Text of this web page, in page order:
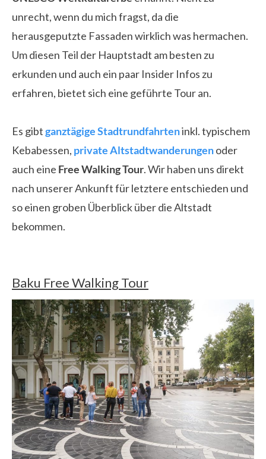
unrecht, wenn du mich fragst, da die
herausgeputzte Fassaden wirklich was hermachen.
Um diesen Teil der Hauptstadt am besten zu
erkunden und auch ein paar Insider Infos zu
erfahren, bietet sich eine geführte Tour an.
Es gibtganztägige Stadtrundfahrteninkl. typischem
Kebabessen, private Altstadtwanderungenoder
auch eine Free Walking Tour.Wir haben uns direkt
nach unserer Ankunft für letztere entschieden und
so einen groben Überblick über die Altstadt
bekommen.
Baku Free Walking Tour